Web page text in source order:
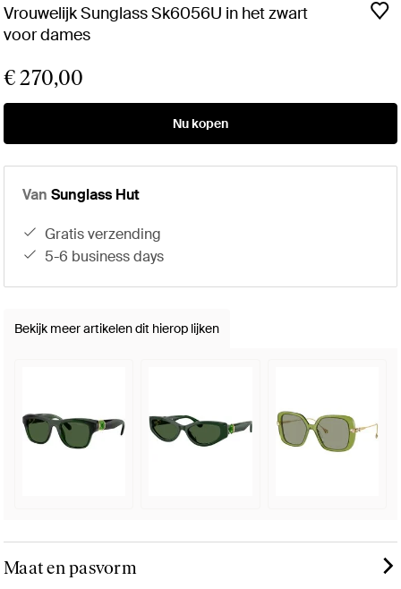
Vrouwelijk Sunglass Sk6056U in het zwart
voor dames
€ 270,00
Nu kopen
Van Sunglass Hut
gratis verzending
5-6 business days
Bekijk meer artikelen dit hierop lijken
Maat en pasvorm